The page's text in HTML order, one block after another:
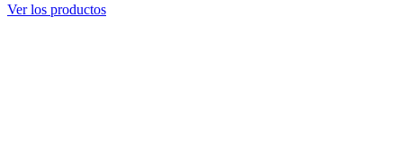
Ver los productos